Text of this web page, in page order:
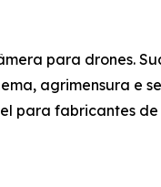
para drones.
agrimensura e
fabricantes de